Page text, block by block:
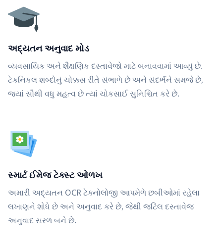
અદ્યતન અનુવાદ મોડ
વ્યવસાયિક અને શૈક્ષણિક દસ્તાવેજો માટે બનાવવામાં આવ્યું છે.
ટેકનિકલ શબ્દોનું ચોક્કસ રીતે સંભાળે છે અને સંદર્ભને સમજે છે,
જ્યાં સૌથી વધુ મહત્વ છે ત્યાં ચોકસાઈ સુનિશ્ચિત કરે છે.
સ્માર્ટ ઈમેજ ટેક્સ્ટ ઓળખ
અમારી અદ્યતન OCR ટેક્નોલોજી આપમેળે છબીઓમાં રહેલા
લખાણને શોધે છે અને અનુવાદ કરે છે, જેથી જટિલ દસ્તાવેજ
અનુવાદ સરળ બને છે.